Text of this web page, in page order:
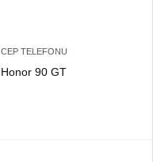
CEP TELEFONU
Honor 90 GT